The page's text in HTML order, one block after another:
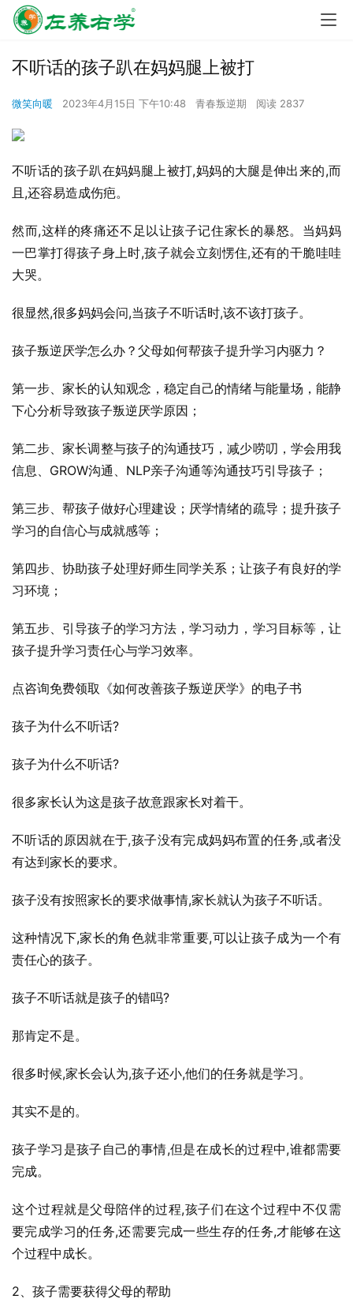
不听话的孩子趴在妈妈腿上被打
微笑向暖 2023年4月15日 下午10:48 青春叛逆期 阅读 2837
不听话的孩子趴在妈妈腿上被打,妈妈的大腿是伸出来的,而
且,还容易造成伤疤。
然而,这样的疼痛还不足以让孩子记住家长的暴怒。当妈妈
一巴掌打得孩子身上时,孩子就会立刻愣住,还有的干脆哇哇
大哭。
很显然,很多妈妈会问,当孩子不听话时,该不该打孩子。
孩子叛逆厌学怎么办？父母如何帮孩子提升学习内驱力？
第一步、家长的认知观念，稳定自己的情绪与能量场，能静
下心分析导致孩子叛逆厌学原因；
第二步、家长调整与孩子的沟通技巧，减少唠叨，学会用我
信息、GROW沟通、NLP亲子沟通等沟通技巧引导孩子；
第三步、帮孩子做好心理建设；厌学情绪的疏导；提升孩子
学习的自信心与成就感等；
第四步、协助孩子处理好师生同学关系；让孩子有良好的学
习环境；
第五步、引导孩子的学习方法，学习动力，学习目标等，让
孩子提升学习责任心与学习效率。
点咨询免费领取《如何改善孩子叛逆厌学》的电子书
孩子为什么不听话?
孩子为什么不听话?
很多家长认为这是孩子故意跟家长对着干。
不听话的原因就在于,孩子没有完成妈妈布置的任务,或者没
有达到家长的要求。
孩子没有按照家长的要求做事情,家长就认为孩子不听话。
这种情况下,家长的角色就非常重要,可以让孩子成为一个有
责任心的孩子。
孩子不听话就是孩子的错吗?
那肯定不是。
很多时候,家长会认为,孩子还小,他们的任务就是学习。
其实不是的。
孩子学习是孩子自己的事情,但是在成长的过程中,谁都需要
完成。
这个过程就是父母陪伴的过程,孩子们在这个过程中不仅需
要完成学习的任务,还需要完成一些生存的任务,才能够在这
个过程中成长。
2、孩子需要获得父母的帮助